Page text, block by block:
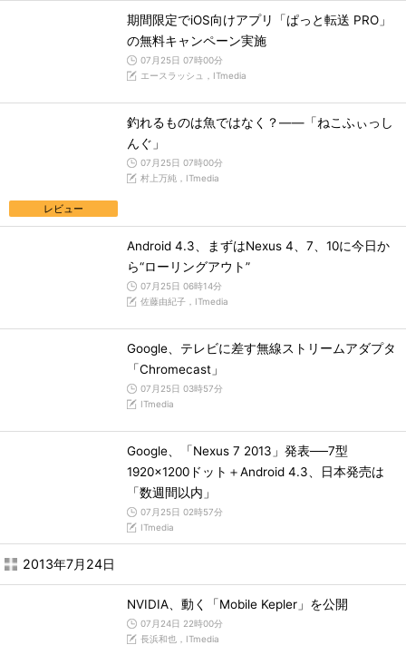
期間限定でiOS向けアプリ「ぱっと転送 PRO」
の無料キャンペーン実施
07月25日 07時00分
エースラッシュ，ITmedia
レビュー
釣れるものは魚ではなく？――「ねこふぃっし
んぐ」
07月25日 07時00分
村上万純，ITmedia
Android 4.3、まずはNexus 4、7、10に今日か
ら“ローリングアウト”
07月25日 06時14分
佐藤由紀子，ITmedia
Google、テレビに差す無線ストリームアダプタ
「Chromecast」
07月25日 03時57分
ITmedia
Google、「Nexus 7 2013」発表──7型
1920×1200ドット＋Android 4.3、日本発売は
「数週間以内」
07月25日 02時57分
ITmedia
2013年7月24日
NVIDIA、動く「Mobile Kepler」を公開
07月24日 22時00分
長浜和也，ITmedia